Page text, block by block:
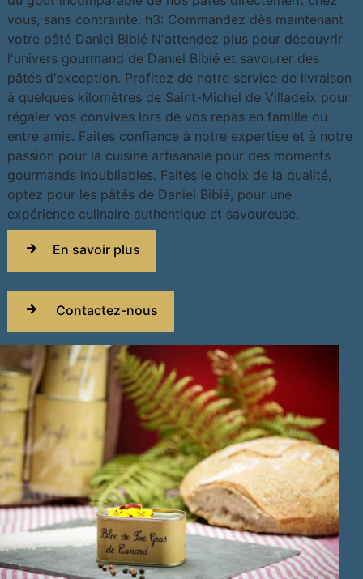
vous, sans contrainte. h3: Commandez dès maintenant
votre pâté Daniel Bibié N'attendez plus pour découvrir
l'univers gourmand de Daniel Bibié et savourer des
pâtés d'exception. Profitez de notre service de livraison
à quelques kilomètres de Saint-Michel de Villadeix pour
régaler vos convives lors de vos repas en famille ou
entre amis. Faites confiance à notre expertise et à notre
passion pour la cuisine artisanale pour des moments
gourmands inoubliables. Faites le choix de la qualité,
optez pour les pâtés de Daniel Bibié, pour une
expérience culinaire authentique et savoureuse.
En savoir plus
Contactez-nous